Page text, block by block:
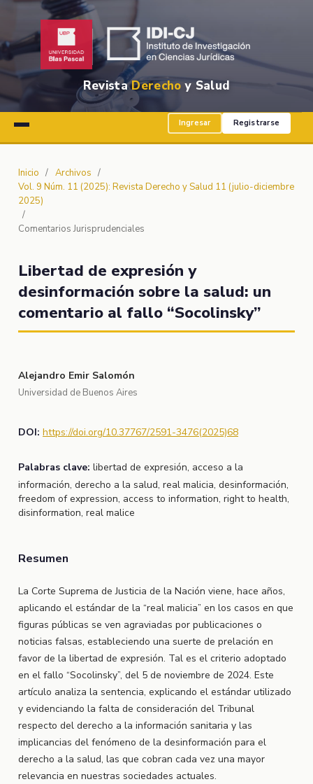
RevistaDerecho y Salud
Ingresar Registrarse
Inicio / Archivos /
Vol. 9 Núm. 11 (2025): Revista Derecho y Salud 11 (julio-diciembre
2025)
/
Comentarios Jurisprudenciales
Libertad de expresión y
desinformación sobre la salud: un
comentario al fallo “Socolinsky”
Alejandro Emir Salomón
Universidad de Buenos Aires
DOI: https://doi.org/10.37767/2591-3476(2025)68
Palabras clave: libertad de expresión, acceso a la
información, derecho a la salud, real malicia, desinformación,
freedom of expression, access to information, right to health,
disinformation, real malice
Resumen
La Corte Suprema de Justicia de la Nación viene, hace años,
aplicando el estándar de la “real malicia” en los casos en que
figuras públicas se ven agraviadas por publicaciones o
noticias falsas, estableciendo una suerte de prelación en
favor de la libertad de expresión. Tal es el criterio adoptado
en el fallo “Socolinsky”, del 5 de noviembre de 2024. Este
artículo analiza la sentencia, explicando el estándar utilizado
y evidenciando la falta de consideración del Tribunal
respecto del derecho a la información sanitaria y las
implicancias del fenómeno de la desinformación para el
derecho a la salud, las que cobran cada vez una mayor
relevancia en nuestras sociedades actuales.